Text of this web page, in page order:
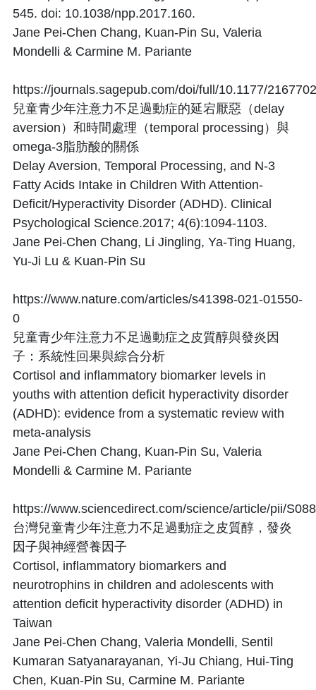
545. doi: 10.1038/npp.2017.160.
Jane Pei-Chen Chang, Kuan-Pin Su, Valeria
Mondelli & Carmine M. Pariante
https://journals.sagepub.com/doi/full/10.1177/
兒童青少年注意力不足過動症的延宕厭惡（delay
aversion）和時間處理（temporal processing）與
omega-3脂肪酸的關係
Delay Aversion, Temporal Processing, and N-3
Fatty Acids Intake in Children With Attention-
Deficit/Hyperactivity Disorder (ADHD). Clinical
Psychological Science.2017; 4(6):1094-1103.
Jane Pei-Chen Chang, Li Jingling, Ya-Ting Huang,
Yu-Ji Lu & Kuan-Pin Su
https://www.nature.com/articles/s41398-021-01550-
0
兒童青少年注意力不足過動症之皮質醇與發炎因
子：系統性回果與綜合分析
Cortisol and inflammatory biomarker levels in
youths with attention deficit hyperactivity disorder
(ADHD): evidence from a systematic review with
meta-analysis
Jane Pei-Chen Chang, Kuan-Pin Su, Valeria
Mondelli & Carmine M. Pariante
https://www.sciencedirect.com/science/article/pii/
台灣兒童青少年注意力不足過動症之皮質醇，發炎
因子與神經營養因子
Cortisol, inflammatory biomarkers and
neurotrophins in children and adolescents with
attention deficit hyperactivity disorder (ADHD) in
Taiwan
Jane Pei-Chen Chang, Valeria Mondelli, Sentil
Kumaran Satyanarayanan, Yi-Ju Chiang, Hui-Ting
Chen, Kuan-Pin Su, Carmine M. Pariante